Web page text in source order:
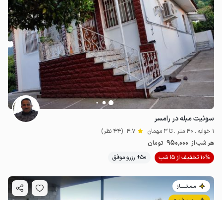
سوئیت مبله در رامسر
1 خوابه . 40 متر . تا 3 مهمان 4.7 (44 نظر)
هر شب از 950٬000 تومان
10% تخفیف از 15 شب
50+ رزرو موفق
مـمـتــــــاز